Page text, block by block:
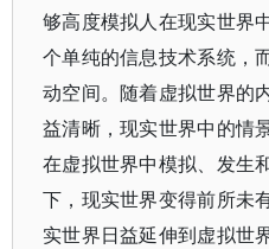
够高度模拟人在现实世界
个单纯的信息技术系统，
动空间。随着虚拟世界的
益清晰，现实世界中的情
在虚拟世界中模拟、发生
下，现实世界变得前所未
实世界日益延伸到虚拟世